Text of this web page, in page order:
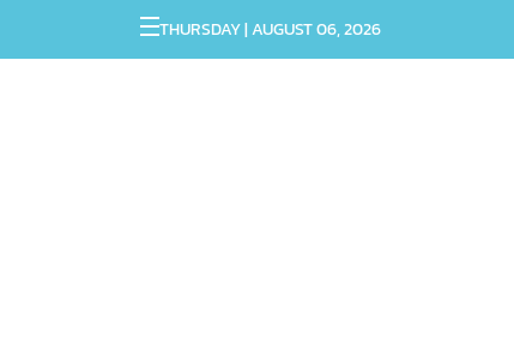
THURSDAY | AUGUST 06, 2026